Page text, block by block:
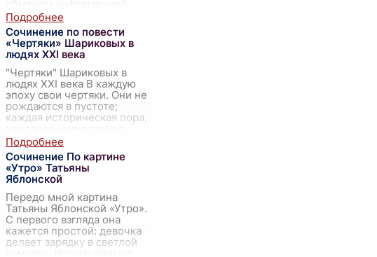
вопрос о том, модно ли
быть Дон Кихотом, звучит
как рит...
Сочинение по повести
«Чертяки» Шариковых в
людях XXI века
"Чертяки" Шариковых в
людях XXI века В каждую
эпоху свои чертяки. Они не
рождаются в пустоте;
каждая историческая пора,
самом пышном цветении,
порождает сво ...
Сочинение По картине
«Утро» Татьяны
Яблонской
Передо мной картина
Татьяны Яблонской «Утро».
С первого взгляда она
кажется простой: девочка
делает зарядку в светлой